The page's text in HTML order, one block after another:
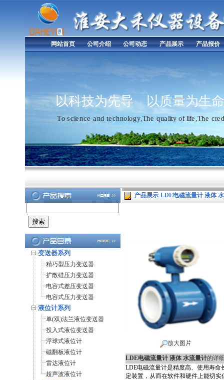
网站首页 公司介绍 公司动态 产品展示 产品报价
以科技为先导 以质量为生
To science and technology, The quality of life The cre
变送器系列
精巧型压力变送器
扩散硅压力变送器
电容式差压变送器
电容式压力变送器
液位计系列
单(双)法兰液位变送器
投入式液位变送器
浮球式液位计
磁翻板液位计
雷达液位计
超声波液位计
产品展示-LDE电磁流量计 液体
放大图片
LDE电磁流量计 液体 水流量计的详
LDE电磁流量计是精度高、使用寿
定装置，从而在软件和硬件上能切